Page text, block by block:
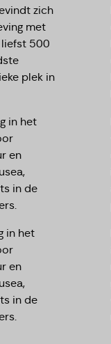
zich
met
liefst 500
plek in
in het
en
in de
in het
en
in de